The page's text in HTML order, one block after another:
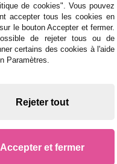
des stocks permanents
- Boutique en ligne
sur Internet. Livraison
de cookies". Vous pouvez
accepter tous les cookies en
le bouton Accepter et fermer.
de rejeter tous ou de
certains des cookies à l'aide
Paramètres.
Rejeter tout
Accepter et fermer